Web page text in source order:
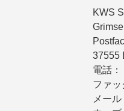
KWS
37555
電話
ファ
メール